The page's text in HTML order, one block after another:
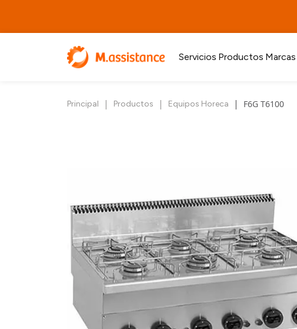
Servicios Productos Marcas
Principal | Productos | Equipos Horeca | F6G T6100